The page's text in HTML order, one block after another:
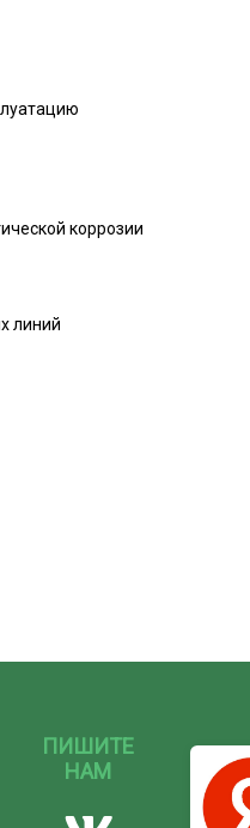
коррозии
линий
ПИШИТЕ
НАМ